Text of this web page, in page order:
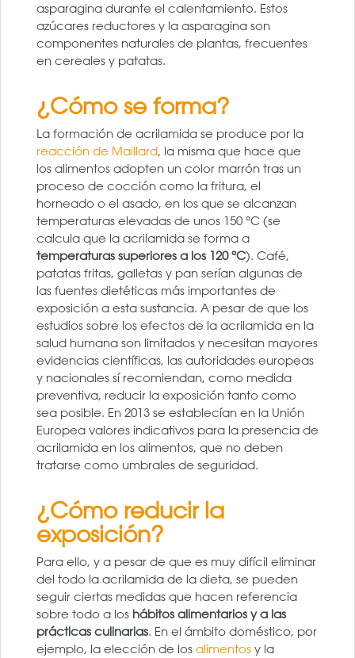
asparagina durante el calentamiento. Estos
azúcares reductores y la asparagina son
componentes naturales de plantas, frecuentes
en cereales y patatas.
¿Cómo se forma?
La formación de acrilamida se produce por la
reacción de Maillard, la misma que hace que
los alimentos adopten un color marrón tras un
proceso de cocción como la fritura, el
horneado o el asado, en los que se alcanzan
temperaturas elevadas de unos 150 ºC (se
calcula que la acrilamida se forma a
temperaturas superiores a los 120 ºC). Café,
patatas fritas, galletas y pan serían algunas de
las fuentes dietéticas más importantes de
exposición a esta sustancia. A pesar de que los
estudios sobre los efectos de la acrilamida en la
salud humana son limitados y necesitan mayores
evidencias científicas, las autoridades europeas
y nacionales sí recomiendan, como medida
preventiva, reducir la exposición tanto como
sea posible. En 2013 se establecían en la Unión
Europea valores indicativos para la presencia de
acrilamida en los alimentos, que no deben
tratarse como umbrales de seguridad.
¿Cómo reducir la
exposición?
Para ello, y a pesar de que es muy difícil eliminar
del todo la acrilamida de la dieta, se pueden
seguir ciertas medidas que hacen referencia
sobre todo a los hábitos alimentarios y a las
prácticas culinarias. En el ámbito doméstico, por
ejemplo, la elección de los alimentos y la